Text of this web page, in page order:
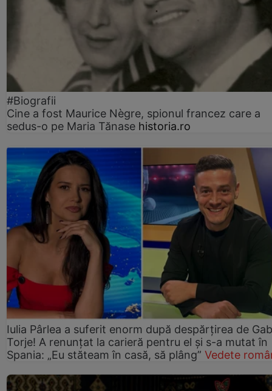
#Biografii
Cine a fost Maurice Nègre, spionul francez care a
sedus-o pe Maria Tănase historia.ro
Iulia Pârlea a suferit enorm după despărțirea de
Torje! A renunțat la carieră pentru el și s-a mutat în
Spania: „Eu stăteam în casă, să plâng” Vedete